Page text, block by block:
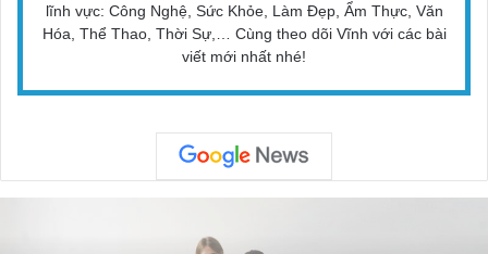
lĩnh vực: Công Nghệ, Sức Khỏe, Làm Đẹp, Ẩm Thực, Văn
Hóa, Thể Thao, Thời Sự,… Cùng theo dõi Vĩnh với các bài
viết mới nhất nhé!